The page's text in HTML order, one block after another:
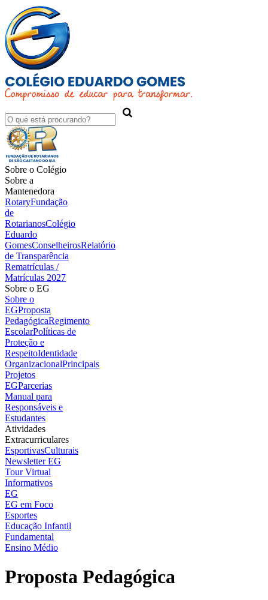
Sobre o Colégio
Sobre a
Mantenedora
RotaryFundação
de
RotarianosColégio
Eduardo
GomesConselheirosRelatório
de Transparência
Rematrículas /
Matrículas 2027
Sobre o EG
Sobre o
EGProposta
PedagógicaRegimento
EscolarPolíticas de
Proteção e
RespeitoIdentidade
OrganizacionalPrincipais
Projetos
EGParcerias
Manual para
Responsáveis e
Estudantes
Atividades
Extracurriculares
EsportivasCulturais
Newsletter EG
Tour Virtual
Informativos
EG
EG em Foco
Esportes
Educação Infantil
Fundamental
Ensino Médio
Proposta Pedagógica